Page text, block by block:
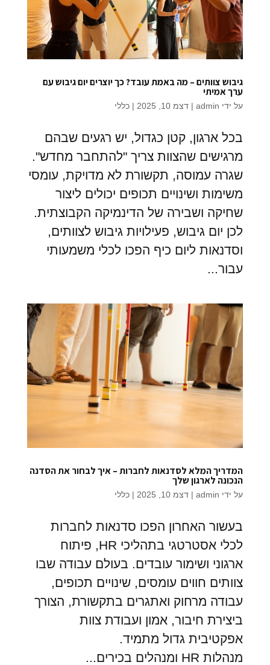
גיבוש צוותים – מה באמת עובד? כך יוצרים יום גיבוש עם
ערך אמיתי
על ידי admin
| דצמ 10, 2025 | כללי
בכל ארגון, קטן כגדול, יש רגעים שבהם
מרגישים שהצוות צריך "להתחבר מחדש".
שגרה עמוסה, תקשורת לא מדויקת, עומסי
משימות ושינויים תכופים יכולים ליצור
שחיקה ושבירה של הדינמיקה הקבוצתית.
לכן יום גיבוש, פעילויות גיבוש לצוותים,
וסדנאות ליום כיף הפכו לכלי משמעותי
עבור...
המדריך המלא לסדנאות לחברות – איך לבחור את הסדנה
הנכונה לארגון שלך
על ידי admin
| דצמ 10, 2025 | כללי
בעשור האחרון הפכו סדנאות לחברות
לכלי אסטרטגי בתהליכי HR, פיתוח
ארגוני ושימור עובדים. בעולם עבודה שבו
צוותים חווים עומסים, שינויים תכופים,
עבודה מרחוק ואתגרים בתקשורת, הצורך
ביצירת חיבור, אמון ועבודת צוות
אפקטיבית גדול מתמיד.
מנהלות HR ומנהלים בכירים...